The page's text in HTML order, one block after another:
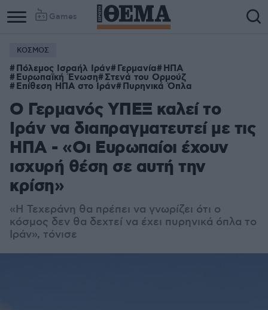
Games
ΚΟΣΜΟΣ
Πόλεμος Ισραήλ Ιράν Γερμανία ΗΠΑ
Ευρωπαϊκή Ένωση Στενά του Ορμούζ
Επίθεση ΗΠΑ στο Ιράν Πυρηνικά Όπλα
Ο Γερμανός ΥΠΕΞ καλεί το
Ιράν να διαπραγματευτεί με τις
ΗΠΑ - «Οι Ευρωπαίοι έχουν
ισχυρή θέση σε αυτή την
κρίση»
«Η Τεχεράνη θα πρέπει να γνωρίζει ότι ο
κόσμος δεν θα δεχτεί να έχει πυρηνικά όπλα το
Ιράν», τόνισε